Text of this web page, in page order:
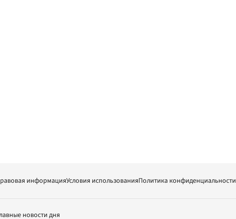
информацияУсловия использованияПолитика конфиденциальности
новости дня